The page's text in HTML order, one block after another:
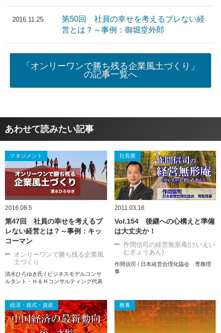
2016.11.25
第50回 社員の幸せを考えるブレない経
営とは？～事例：御堀堂外郎
「オンリーワンで勝ち残る企業風土づくり」
の記事一覧へ
あわせて読みたい記事
マネジメント
2016.08.5
第47回 社員の幸せを考えるブ
レない経営とは？～事例：キッ
コーマン
オンリーワンで勝ち残る企業風
土づくり
清水ひろゆき氏 / ビジネスモデルコンサ
ルタント・Ｈ＆Ｈコンサルティング代表
社長業
2011.03.16
Vol.154 後継への心構えと準備
は大丈夫か！
作間信司の経営無形庵(けいえい
むぎょうあん)
作間信司 / 日本経営合理化協会 専務理
事
経済・株式・資産 教養